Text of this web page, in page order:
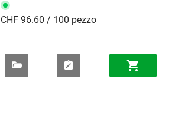
CHF 96.60 / 100 pezzo